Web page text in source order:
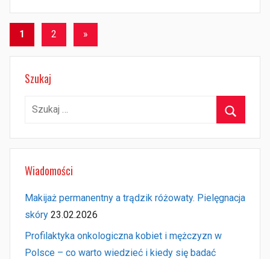
Stronicowanie
wpisów
1 2
Następne
»
Szukaj
Szukaj:
Wiadomości
Makijaż permanentny a trądzik różowaty. Pielęgnacja
skóry 23.02.2026
Profilaktyka onkologiczna kobiet i mężczyzn w
Polsce – co warto wiedzieć i kiedy się badać